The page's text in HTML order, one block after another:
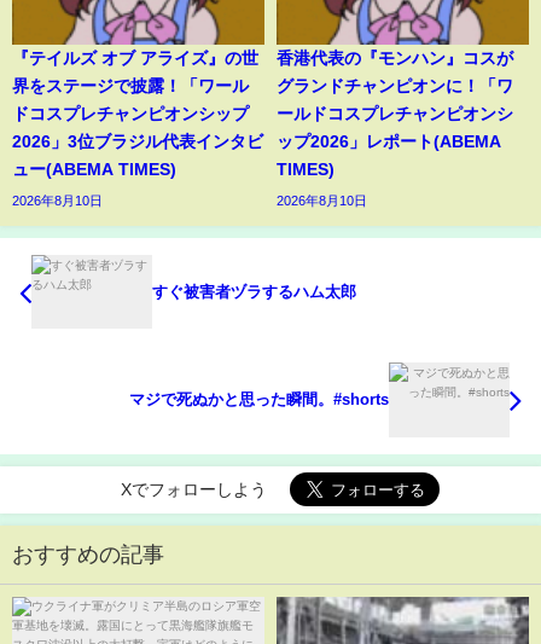
『テイルズ オブ アライズ』の世
界をステージで披露！「ワール
ドコスプレチャンピオンシップ
2026」3位ブラジル代表インタビ
ュー(ABEMA TIMES)
2026年8月10日
香港代表の『モンハン』コスが
グランドチャンピオンに！「ワ
ールドコスプレチャンピオンシ
ップ2026」レポート(ABEMA
TIMES)
2026年8月10日
すぐ被害者ヅラするハム太郎
マジで死ぬかと思った瞬間。#shorts
Xでフォローしよう
おすすめの記事